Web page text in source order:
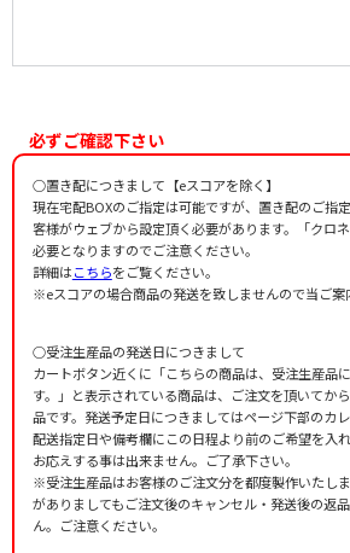
必ずご確認下さい
○置き配につきまして【eスコアを除く】
現在宅配BOXのご指定は可能ですが、置き配のご指
客様がウェブから設定頂く必要があります。「クロ
必要となりますのでご注意ください。
詳細はこちらをご覧ください。
※eスコアの場合商品の発送を致しませんので当ご案
○受注生産品の発送日につきまして
カートボタン近くに「こちらの商品は、受注生産品
す。」と表示されている商品は、ご注文を頂いてか
品です。発送予定日につきましてはページ下部のカ
配送指定日や備考欄にこの日程より前のご希望を入
お応えする事は出来ません。ご了承下さい。
※受注生産品はお客様のご注文分を都度製作いたし
がありましてもご注文後のキャンセル・発送後の返
ん。ご注意ください。